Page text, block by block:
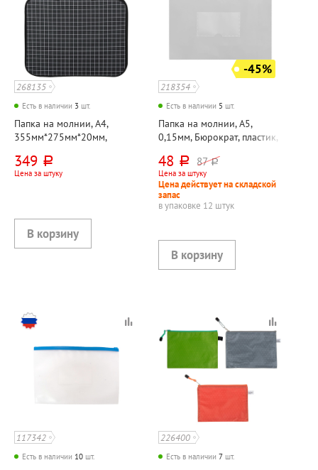
268135
Есть в наличии 3 шт.
Папка на молнии, А4,
355мм*275мм*20мм,
черная, с ручками
349 руб.
Цена за штуку
-45%
218354
Есть в наличии 5 шт.
Папка на молнии, А5,
0,15мм, Бюрократ, пластик,
визиток
48 руб. 87 руб.
Цена за штуку
Цена действует на складской
запас
в упаковке 12 штук
117342
Есть в наличии 10 шт.
226400
Есть в наличии 7 шт.